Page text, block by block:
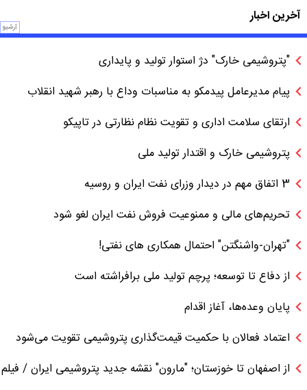
آخرین اخبار
آرشیو
"پتروشیمی خارک" دژ استوار تولید و پایداری
پیام مدیرعامل پیدمکو به مناسبات وداع با رهبر شهید انقلاب
ارتقای سلامت اداری و تقویت نظام نظارتی در تاپیکو
پتروشیمی خارک و اقتدار تولید ملی
3 اتفاق مهم در دیدار وزرای نفت ایران و روسیه
تحریم‌های مالی و ممنوعیت فروش نفت ایران لغو شود
"تهران-واشنگتن" احتمال همکاری های نفتی!
از دفاع تا توسعه؛ پرچم تولید ملی برافراشته است
پایان وعده‌ها، آغاز اقدام
اعتماد فعالان با حکمیت قیمت‌گذاری پتروشیمی تقویت می‌شود
از اصفهان تا خوزستان؛ "مارون" نقشه جدید پتروشیمی ایران / فیلم